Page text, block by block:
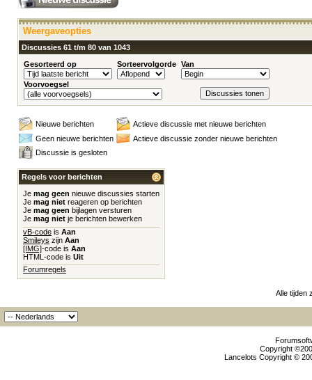
Weergaveopties
Discussies 61 t/m 80 van 1043
Gesorteerd op
Sorteervolgorde Van
Voorvoegsel
Nieuwe berichten
Actieve discussie met nieuwe berichten
Geen nieuwe berichten
Actieve discussie zonder nieuwe berichten
Discussie is gesloten
Regels voor berichten
Je mag geen nieuwe discussies starten
Je mag niet reageren op berichten
Je mag geen bijlagen versturen
Je mag niet je berichten bewerken
vB-code is Aan
Smileys zijn Aan
[IMG]-code is Aan
HTML-code is Uit
Forumregels
Alle tijden
Copyright
Lancelots Copyright ©